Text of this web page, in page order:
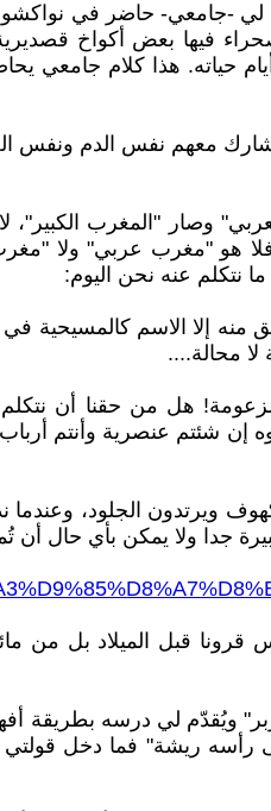
-جامعي- حاضر في
صحراء فيها بعض أكواخ
حياته. هذا كلام
معهم نفس الدم ونفس
وصار "المغرب الكبير"،
فلا هو "مغرب عربي" ولا
نتكلم عنه نحن اليوم:
منه إلا الاسم كالمسيحية
لا محالة....
هل من حقنا أن نتكلم
إن شئتم عنصرية
ويرتدون الجلود،
جدا ولا يمكن بأي حال أن
قرونا قبل الميلاد بل
ويُقدّم لي درسه بطريقة
رأسه ريشة" فما دخل